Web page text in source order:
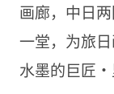
画廊，中日
一堂，为旅
水墨的巨匠・